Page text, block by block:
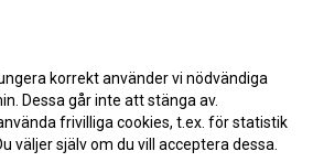
korrekt använder vi nödvändiga
Dessa går inte att stänga av.
frivilliga cookies, t.ex. för statistik
väljer själv om du vill acceptera dessa.